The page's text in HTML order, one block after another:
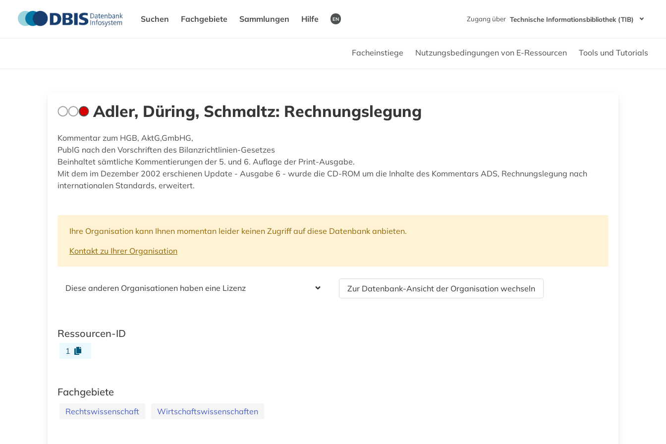
Suchen Fachgebiete Sammlungen Hilfe EN Zugang über Technische Informationsbibliothek (TIB)
Facheinstiege Nutzungsbedingungen von E-Ressourcen Tools und Tutorials
Adler, Düring, Schmaltz: Rechnungslegung
Kommentar zum HGB, AktG,GmbHG,
PublG nach den Vorschriften des Bilanzrichtlinien-Gesetzes
Beinhaltet sämtliche Kommentierungen der 5. und 6. Auflage der Print-Ausgabe.
Mit dem im Dezember 2002 erschienen Update - Ausgabe 6 - wurde die CD-ROM um die Inhalte des Kommentars ADS, Rechnungslegung nach
internationalen Standards, erweitert.
Ihre Organisation kann Ihnen momentan leider keinen Zugriff auf diese Datenbank anbieten.
Kontakt zu Ihrer Organisation
Diese anderen Organisationen haben eine Lizenz Zur Datenbank-Ansicht der Organisation wechseln
Ressourcen-ID
1
Fachgebiete
Rechtswissenschaft Wirtschaftswissenschaften